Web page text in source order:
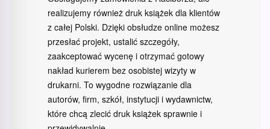
realizujemy również druk książek dla klientów
z całej Polski. Dzięki obsłudze online możesz
przesłać projekt, ustalić szczegóły,
zaakceptować wycenę i otrzymać gotowy
nakład kurierem bez osobistej wizyty w
drukarni. To wygodne rozwiązanie dla
autorów, firm, szkół, instytucji i wydawnictw,
które chcą zlecić druk książek sprawnie i